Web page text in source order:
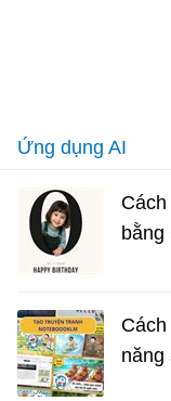
Ứng dụng AI
bằng
năng